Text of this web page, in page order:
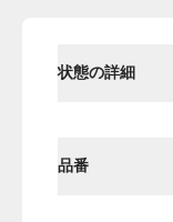
Round
状態の詳細
品番